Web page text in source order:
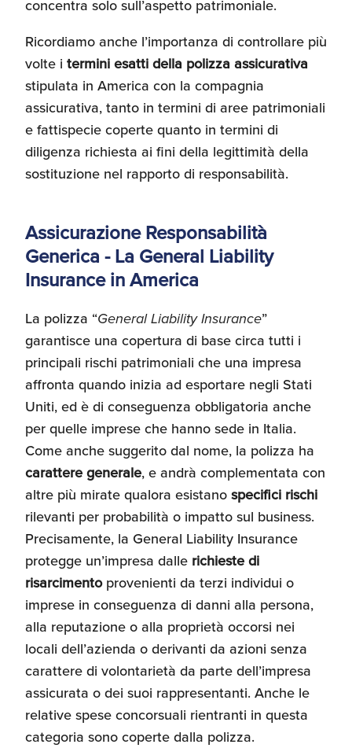
concentra solo sull’aspetto patrimoniale.
Ricordiamo anche l’importanza di controllare più
volte i termini esatti della polizza assicurativa
stipulata in America con la compagnia
assicurativa, tanto in termini di aree patrimoniali
e fattispecie coperte quanto in termini di
diligenza richiesta ai fini della legittimità della
sostituzione nel rapporto di responsabilità.
Assicurazione Responsabilità
Generica - La General Liability
Insurance in America
La polizza “General Liability Insurance”
garantisce una copertura di base circa tutti i
principali rischi patrimoniali che una impresa
affronta quando inizia ad esportare negli Stati
Uniti, ed è di conseguenza obbligatoria anche
per quelle imprese che hanno sede in Italia.
Come anche suggerito dal nome, la polizza ha
carattere generale, e andrà complementata con
altre più mirate qualora esistanospecifici rischi
rilevanti per probabilità o impatto sul business.
Precisamente, la General Liability Insurance
protegge un’impresa dalle richieste di
risarcimentoprovenienti da terzi individui o
imprese in conseguenza di danni alla persona,
alla reputazione o alla proprietà occorsi nei
locali dell’azienda o derivanti da azioni senza
carattere di volontarietà da parte dell’impresa
assicurata o dei suoi rappresentanti. Anche le
relative spese concorsuali rientranti in questa
categoria sono coperte dalla polizza.